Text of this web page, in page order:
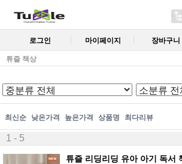
로그인 마이페이지 장바구니
튜즐 책상
최신순 낮은가격 높은가격 상품명 최다리뷰
1 - 5
튜즐 리딩리딩 유아 아기 독서